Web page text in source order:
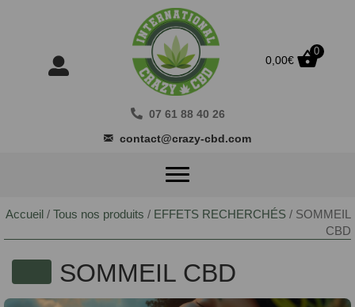
0,00€
0
07 61 88 40 26
contact@crazy-cbd.com
Accueil / Tous nos produits / EFFETS RECHERCHÉS / SOMMEIL
CBD
SOMMEIL CBD